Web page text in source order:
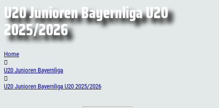
U20 Junioren Bayernliga U20
2025/2026
Home
U20 Junioren Bayernliga
U20 Junioren Bayernliga U20 2025/2026